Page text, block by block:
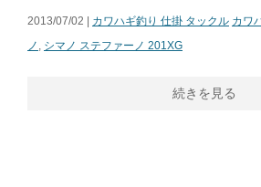
2013/07/02 | カワハギ釣り 仕掛 タックル カワ
ノ
シマノ ステファーノ 201XG
続きを見る